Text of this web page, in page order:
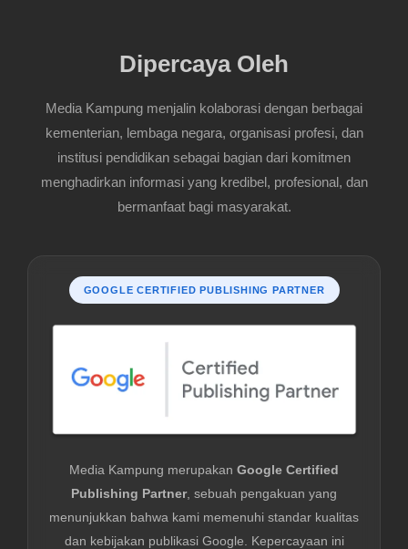
Dipercaya Oleh
Media Kampung menjalin kolaborasi dengan berbagai
kementerian, lembaga negara, organisasi profesi, dan
institusi pendidikan sebagai bagian dari komitmen
menghadirkan informasi yang kredibel, profesional, dan
bermanfaat bagi masyarakat.
GOOGLE CERTIFIED PUBLISHING PARTNER
Media Kampung merupakan Google Certified
Publishing Partner, sebuah pengakuan yang
menunjukkan bahwa kami memenuhi standar kualitas
dan kebijakan publikasi Google. Kepercayaan ini